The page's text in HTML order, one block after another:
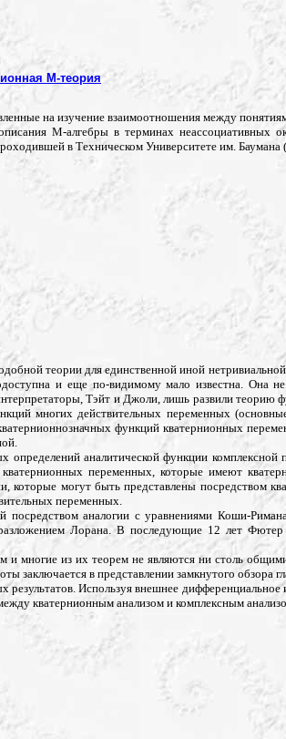
М-теория
на изучение взаимоотношения между
М-алгебры в терминах неассоциативных
в Техническом Университете им. Баумана
теории для единственной иной
и еще по-видимому мало известна. Она не
Тэйт и Джоли, лишь развили теорию
многих действительных переменных
функций кватернионных
аналитической функции
переменных, которые имеют
могут быть представлены посредством
переменных.
аналогии с уравнениями Коши-
Лорана. В последующие 12 лет Фютер
многие из их теорем не являются ни столь
в представлении замкнутого обзора
результатов. Используя внешнее
кватернионным анализом и комплексным